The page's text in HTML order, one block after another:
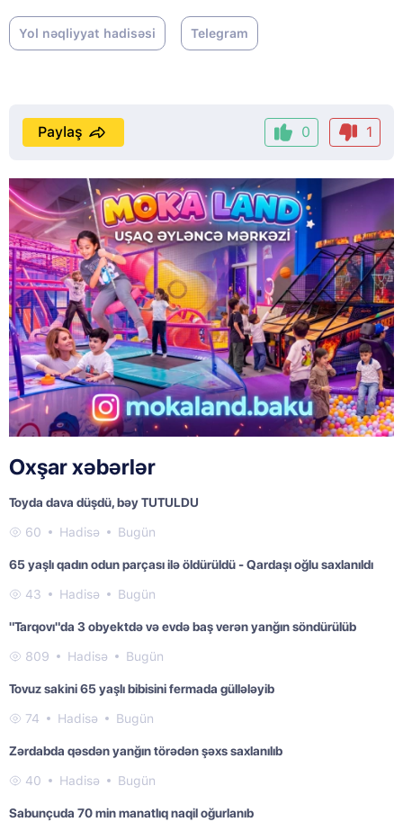
Yol nəqliyyat hadisəsi Telegram
0 1
Paylaş
Oxşar xəbərlər
Toyda dava düşdü, bəy TUTULDU
60 Hadisə Bugün
65 yaşlı qadın odun parçası ilə öldürüldü - Qardaşı oğlu saxlanıldı
43 Hadisə Bugün
"Tarqovı"da 3 obyektdə və evdə baş verən yanğın söndürülüb
809 Hadisə Bugün
Tovuz sakini 65 yaşlı bibisini fermada güllələyib
74 Hadisə Bugün
Zərdabda qəsdən yanğın törədən şəxs saxlanılıb
40 Hadisə Bugün
Sabunçuda 70 min manatlıq naqil oğurlanıb